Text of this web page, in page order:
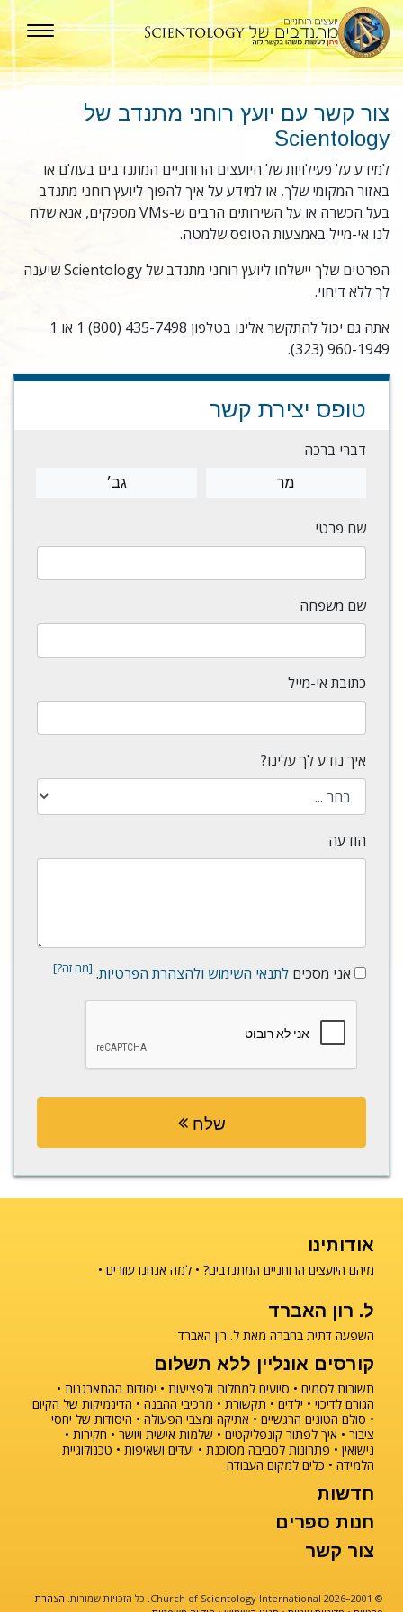
צור קשר עם יועץ רוחני מתנדב של
Scientology
למידע על פעילויות של היועצים הרוחניים המתנדבים בעולם או
באזור המקומי שלך, או למידע על איך להפוך ליועץ רוחני מתנדב
בעל הכשרה או על השירותים הרבים ש-VMs מספקים, אנא שלח
לנו אי-מייל באמצעות הטופס שלמטה.
הפרטים שלך יישלחו ליועץ רוחני מתנדב של Scientology שיענה
לך ללא דיחוי.
אתה גם יכול להתקשר אלינו בטלפון ‎1 (800) 435-7498 או ‎1
(323) 960-1949.
טופס יצירת קשר
דברי ברכה
מר גב׳
שם פרטי
שם משפחה
כתובת אי-מייל
איך נודע לך עלינו?
הודעה
אני מסכים לתנאי השימוש ולהצהרת הפרטיות. [מה זה?]
שלח
אודותינו
מיהם היועצים הרוחניים המתנדבים? למה אנחנו עוזרים
ל. רון האברד
השפעה דתית בחברה מאת ל. רון האברד
קורסים אונליין ללא תשלום
תשובות לסמים סיועים למחלות ולפציעות
יסודות ההתארגנות
הגורם לדיכוי
ילדים תקשורת מרכיבי ההבנה
הדינמיקות של הקיום
סולם הטונים הרגשיים
אתיקה ומצבי הפעולה
היסודות של יחסי
ציבור
איך לפתור קונפליקטים שלמות אישית ויושר
חקירות
נישואין
פתרונות לסביבה מסוכנת יעדים ושאיפות
טכנולוגיית
הלמידה
כלים למקום העבודה
חדשות
חנות ספרים
צור קשר
© 2001–2026 Church of Scientology International. כל הזכויות שמורות.
הצהרת